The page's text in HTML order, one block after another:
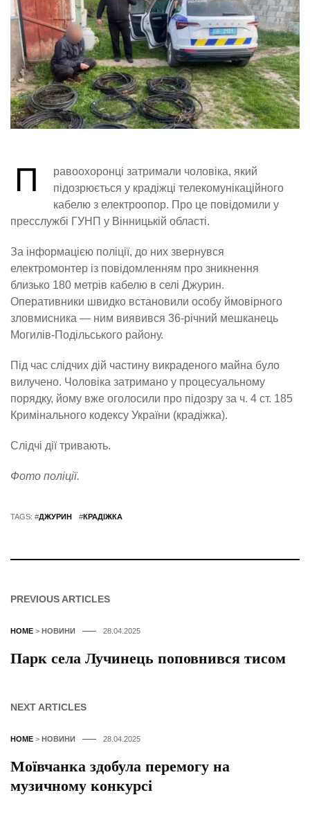
П
равоохоронці затримали чоловіка, який
підозрюється у крадіжці телекомунікаційного
кабелю з електроопор. Про це повідомили у
пресслужбі ГУНП у Вінницькій області.
За інформацією поліції, до них звернувся
електромонтер із повідомленням про зникнення
близько 180 метрів кабелю в селі Джурин.
Оперативники швидко встановили особу ймовірного
зловмисника — ним виявився 36-річний мешканець
Могилів-Подільського району.
Під час слідчих дій частину викраденого майна було
вилучено. Чоловіка затримано у процесуальному
порядку, йому вже оголосили про підозру за ч. 4 ст. 185
Кримінального кодексу України (крадіжка).
Слідчі дії тривають.
Фото поліції.
TAGS: #ДЖУРИН #КРАДІЖКА
PREVIOUS ARTICLES
HOME > НОВИНИ 28.04.2025
Парк села Лучинець поповнився тисом
NEXT ARTICLES
HOME > НОВИНИ 28.04.2025
Моївчанка здобула перемогу на
музичному конкурсі